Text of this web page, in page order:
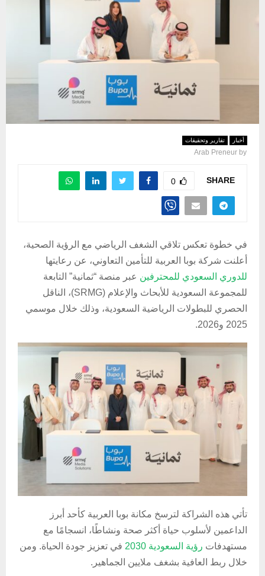
أخبار تقارير وتحقيقات
by
Arab Preneur
SHARE
0
في خطوة تعكس تلاقي الشغف الرياضي مع الرؤية الصحية،
أعلنت شركة بوبا العربية للتأمين التعاوني، عن رعايتها
للدوري السعودي للمحترفين عبر منصة “ثمانية” التابعة
للمجموعة السعودية للأبحاث والإعلام (SRMG)، الناقل
الحصري للبطولات الرياضية السعودية، وذلك خلال موسمي
2025 و2026.
تأتي هذه الشراكة لترسخ مكانة بوبا العربية كأحد أبرز
الداعمين لأسلوب حياة أكثر صحة ونشاطًا، انسجامًا مع
مستهدفات رؤية السعودية 2030
في تعزيز جودة الحياة. ومن
خلال ربط العافية بشغف ملايين الجماهير.